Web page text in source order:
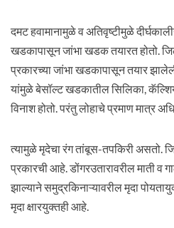
दमट हवामानामुळे व अतिवृष्टीमुळे
खडकापासून जांभा खडक तयारत होतो.
प्रकारच्या जांभा खडकापासून तयार
यांमुळे बेसॉल्ट खडकातील सिलिका,
विनाश होतो. परंतु लोहाचे प्रमाण मात्र
त्यामुळे मृदेचा रंग तांबूस-तपकिरी असतो.
प्रकारची आहे. डोंगर‍उतारावरील माती व
झाल्याने समुद्रकिनाऱ्यावरील मृदा
मृदा क्षारयुक्तही आहे.